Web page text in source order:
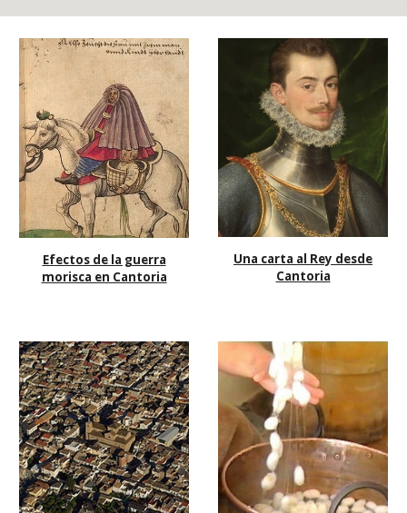
Efectos de la guerra
morisca en Cantoria
Una carta al Rey desde
Cantoria